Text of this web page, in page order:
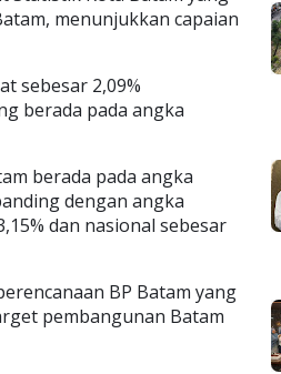
menunjukkan capaian
sebesar 2,09%
berada pada angka
berada pada angka
dengan angka
dan nasional sebesar
BP Batam yang
pembangunan Batam